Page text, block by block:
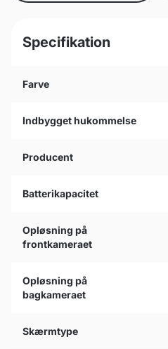
Specifikation
Farve
Indbygget hukommelse
Producent
Batterikapacitet
Opløsning på
frontkameraet
Opløsning på
bagkameraet
Skærmtype